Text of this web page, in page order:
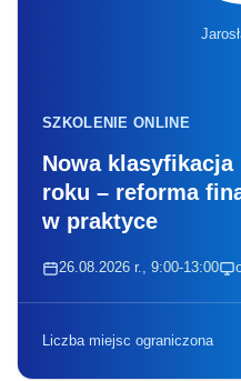
SZKOLENIE ONLINE
Nowa klasyfikacja
roku – reforma
w praktyce
26.08.2026 r., 9:00-13:00
Liczba miejsc ograniczona